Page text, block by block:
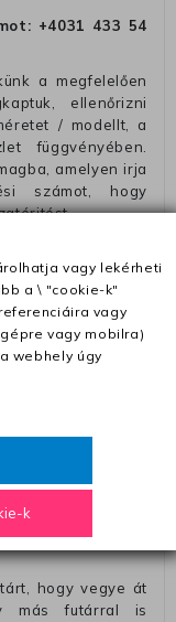
+4031 433 54
a megfelelően
ellenőrizni
/ modellt, a
függvényében.
amelyen irja
számot, hogy
kerülnek, ha
!!
területén, 2-3
/ sms-ben
hogy vegye át
más futárral is
vagy lekérheti
a \ "cookie-k"
vagy
vagy mobilra)
webhely úgy
k